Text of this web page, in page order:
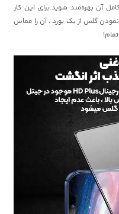
آن بهره‌مند شوید.برای این کار
گلس از بک بورد ، آن را مماس